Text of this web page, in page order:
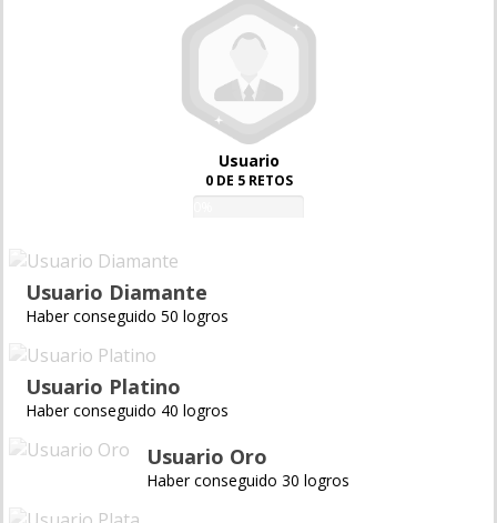
Usuario
0 DE 5 RETOS
Usuario Diamante
Haber conseguido 50 logros
Usuario Platino
Haber conseguido 40 logros
Usuario Oro
Haber conseguido 30 logros